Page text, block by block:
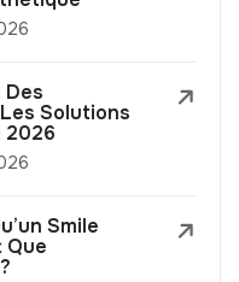
Solutions
2026
Smile
Que